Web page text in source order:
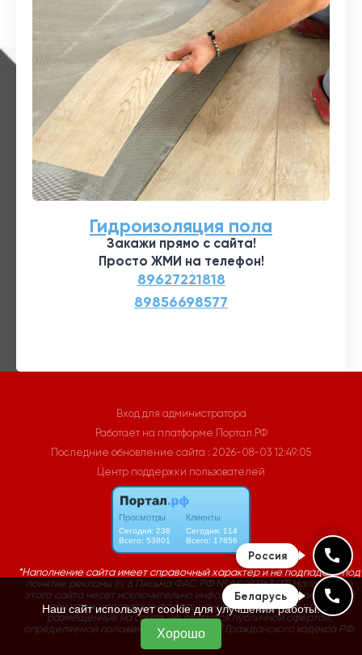
Россия
Беларусь
Гидроизоляция пола
Закажи прямо с сайта!
Просто ЖМИ на телефон!
Вход для администратора
Работает на платформе Портал.РФ
Последние обновление сайта : 2026-08-03 12:49:05
Центр поддержки пользователей
Наш сайт использует cookie для улучшения работы.
Хорошо